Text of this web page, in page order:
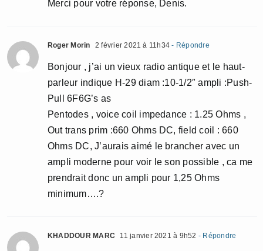
Merci pour votre réponse, Denis.
Roger Morin 2 février 2021 à 11h34 - Répondre
Bonjour , j’ai un vieux radio antique et le haut-
parleur indique H-29 diam :10-1/2″ ampli :Push-
Pull 6F6G’s as
Pentodes , voice coil impedance : 1.25 Ohms ,
Out trans prim :660 Ohms DC, field coil : 660
Ohms DC, J’aurais aimé le brancher avec un
ampli moderne pour voir le son possible , ca me
prendrait donc un ampli pour 1,25 Ohms
minimum….?
KHADDOUR MARC 11 janvier 2021 à 9h52 - Répondre